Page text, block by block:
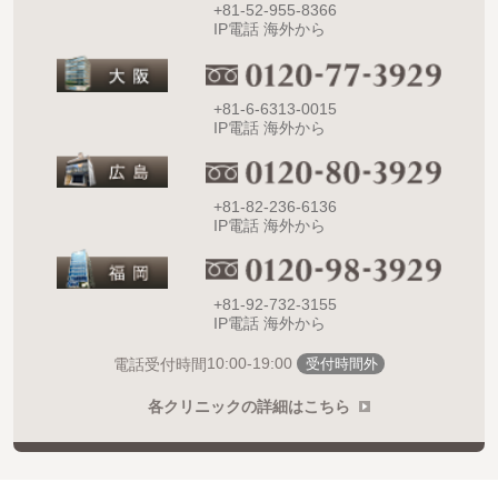
+81-52-955-8366
IP電話 海外から
+81-6-6313-0015
IP電話 海外から
+81-82-236-6136
IP電話 海外から
+81-92-732-3155
IP電話 海外から
電話受付時間10:00-19:00 受付時間外
各クリニックの詳細はこちら